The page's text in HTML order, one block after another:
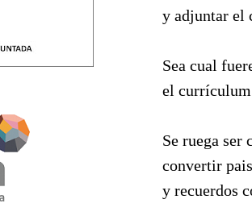
y adjuntar el
Sea cual
el currículum
Se ruega ser
convertir
y recuerdos